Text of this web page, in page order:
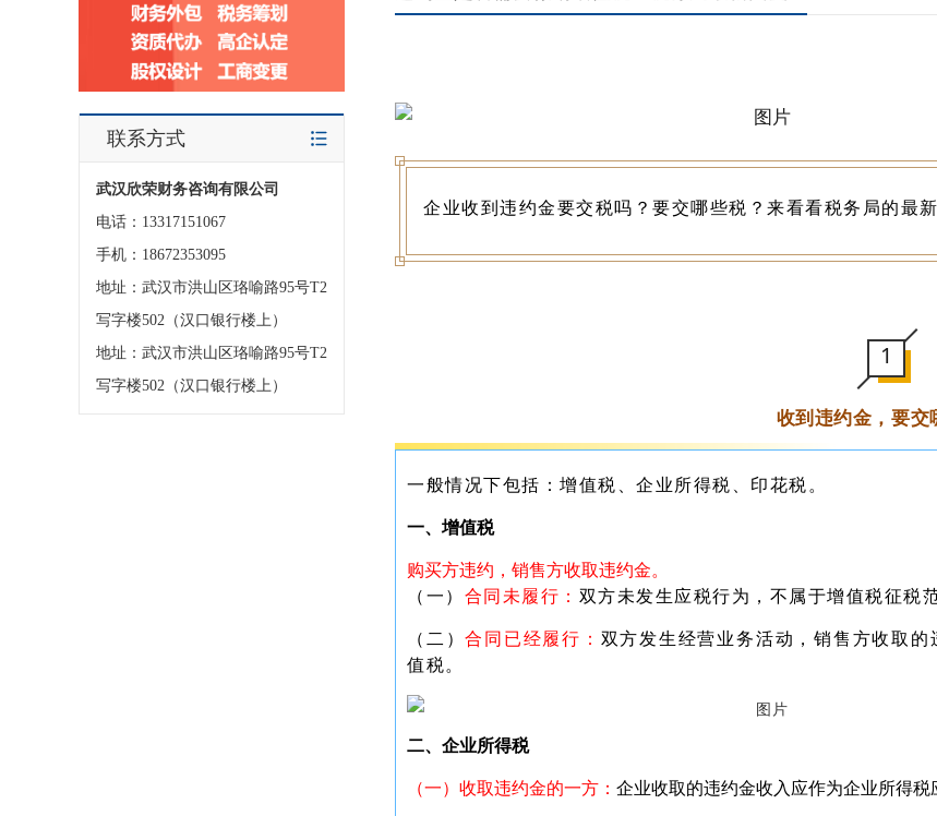
联系方式
武汉欣荣财务咨询有限公司
电话：13317151067
手机：18672353095
地址：武汉市洪山区珞喻路95号T2
写字楼502（汉口银行楼上）
地址：武汉市洪山区珞喻路95号T2
写字楼502（汉口银行楼上）
企业收到违约金要交税吗？要交哪些税？来看看税务局的最新
1
收到违约金，要交
一般情况下包括：增值税、企业所得税、印花税。
一、增值税
购买方违约，销售方收取违约金。
（一） 合同未履行： 双方未发生应税行为，不属于增值税征税
（二）合同已经履行： 双方发生经营业务活动，销售方收取
值税。
二、企业所得税
（一）收取违约金的一方： 企业收取的违约金收入应作为企业所得税